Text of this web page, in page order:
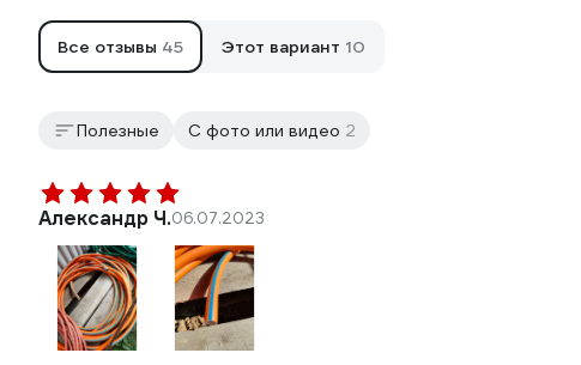
Все отзывы 45 Этот вариант 10
Полезные С фото или видео 2
Александр Ч.06.07.2023